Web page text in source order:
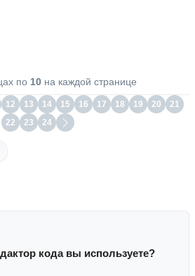
по 10 на каждой странице
12 13 14 15 16 17 18 19 20
21
22
23 24
кода вы используете?